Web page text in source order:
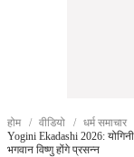
होम वीडियो
धर्म समाचार
Yogini Ekadashi 2026:
भगवान विष्णु होंगे प्रसन्न